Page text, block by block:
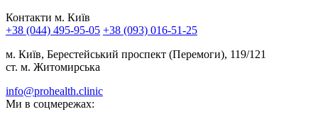
Контакти м. Київ
+38 (044) 495-95-05 +38 (093) 016-51-25
м. Київ, Берестейський проспект (Перемоги), 119/121
ст. м. Житомирська
info@prohealth.clinic
Ми в соцмережах: